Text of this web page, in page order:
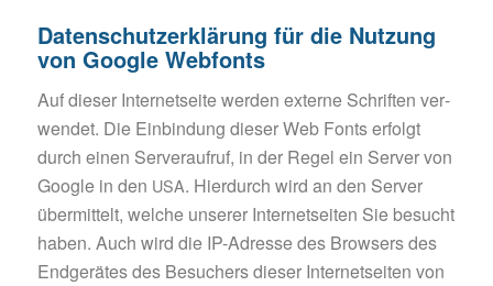
Datenschutzerklärung für die Nutzung
von Google Webfonts
Auf die­ser Inter­net­sei­te wer­den exter­ne Schrif­ten ver­
wen­det. Die Ein­bin­dung die­ser Web Fonts erfolgt
durch einen Ser­ver­auf­ruf, in der Regel ein Ser­ver von
Goog­le in den USA. Hier­durch wird an den Ser­ver
über­mit­telt, wel­che unse­rer Inter­net­sei­ten Sie besucht
haben. Auch wird die IP-Adres­se des Brow­sers des
End­ge­rä­tes des Besu­chers die­ser Inter­net­sei­ten von